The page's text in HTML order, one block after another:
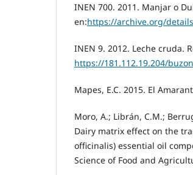
INEN 700. 2011. Manjar o
en:https://archive.org/
INEN 9. 2012. Leche cruda.
https://181.112.19.204/
Mapes, E.C. 2015. El
Moro, A.; Librán, C.M.;
Dairy matrix effect on the
officinalis) essential oil
Science of Food and